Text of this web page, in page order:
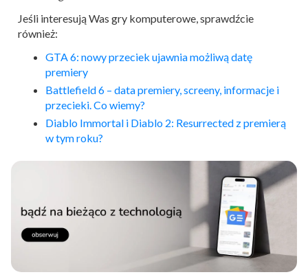
Jeśli interesują Was gry komputerowe, sprawdźcie
również:
GTA 6: nowy przeciek ujawnia możliwą datę
premiery
Battlefield 6 – data premiery, screeny, informacje i
przecieki. Co wiemy?
Diablo Immortal i Diablo 2: Resurrected z premierą
w tym roku?